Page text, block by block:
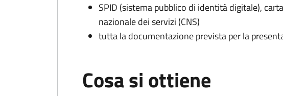
SPID (sistema pubblico di identità digitale),
nazionale dei servizi (CNS)
tutta la documentazione prevista per la
Cosa si ottiene